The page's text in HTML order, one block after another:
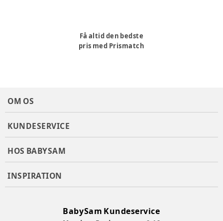
Få altid den bedste
pris med Prismatch
OM OS
KUNDESERVICE
HOS BABYSAM
INSPIRATION
BabySam Kundeservice